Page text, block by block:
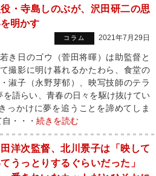
・寺島しのぶが、沢田研二の思
明かす
コラム 2021年7月29日
き日のゴウ（菅田将暉）は助監督と
撮影に明け暮れるかたわら、食堂の
淑子（永野芽郁）、映写技師のテラ
語らい、青春の日々を駆け抜けてい
っかけに夢を追うことを諦めてしま
・・・ 続きを読む
洋次監督、北川景子は「映して
てうっとりするぐらいだった」